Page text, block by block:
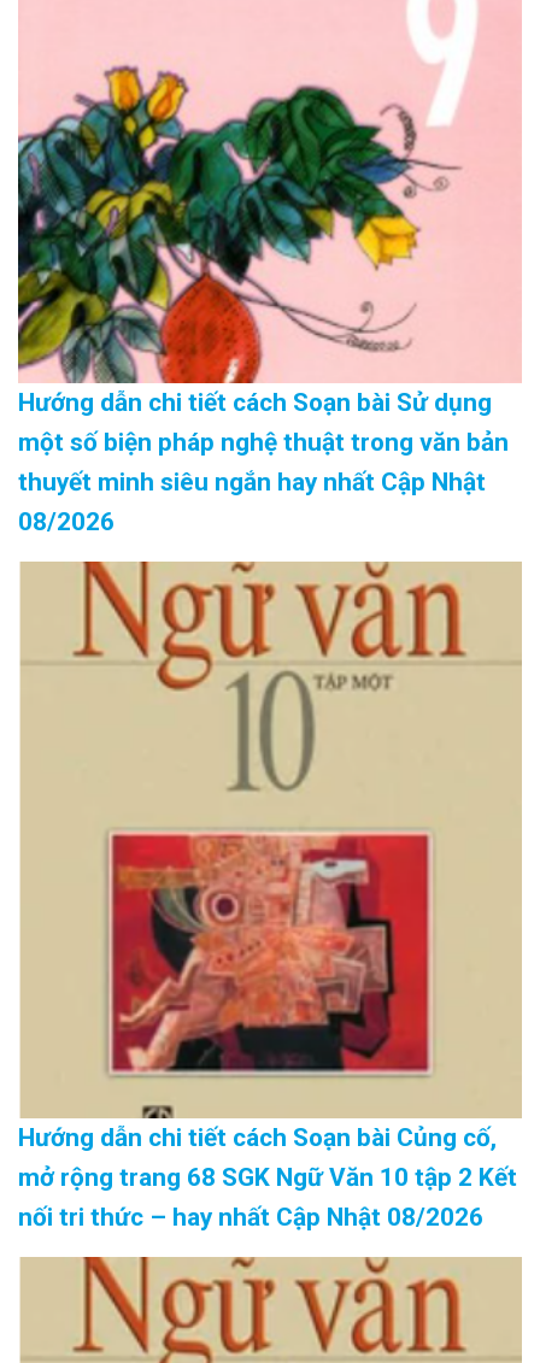
Hướng dẫn chi tiết cách Soạn bài Sử dụng
một số biện pháp nghệ thuật trong văn bản
thuyết minh siêu ngắn hay nhất Cập Nhật
08/2026
Hướng dẫn chi tiết cách Soạn bài Củng cố,
mở rộng trang 68 SGK Ngữ Văn 10 tập 2 Kết
nối tri thức – hay nhất Cập Nhật 08/2026